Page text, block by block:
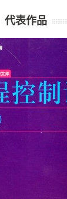
代表作品